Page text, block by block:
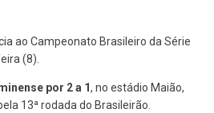
ao Campeonato Brasileiro da Série
(8).
por 2 a 1, no estádio Maião,
13ª rodada do Brasileirão.